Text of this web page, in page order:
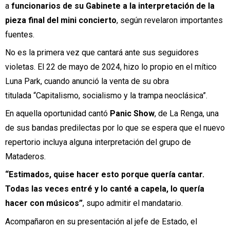
a funcionarios de su Gabinete a la interpretación de la
pieza final del mini concierto, según revelaron importantes
fuentes.
No es la primera vez que cantará ante sus seguidores
violetas. El 22 de mayo de 2024, hizo lo propio en el mítico
Luna Park, cuando anunció la venta de su obra
titulada “Capitalismo, socialismo y la trampa neoclásica”.
En aquella oportunidad cantó Panic Show, de La Renga, una
de sus bandas predilectas por lo que se espera que el nuevo
repertorio incluya alguna interpretación del grupo de
Mataderos.
“Estimados, quise hacer esto porque quería cantar.
Todas las veces entré y lo canté a capela, lo quería
hacer con músicos”, supo admitir el mandatario.
Acompañaron en su presentación al jefe de Estado, el